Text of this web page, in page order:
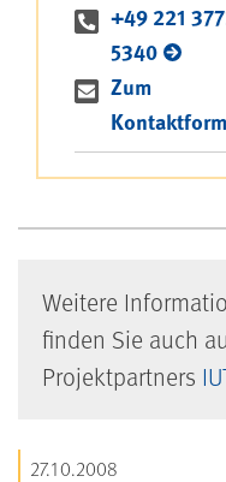
+49 221
5340
Zum
Weitere
finden Sie auch
Projektpartners
27.10.2008